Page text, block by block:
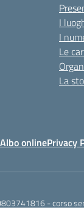
I
I
Le
La
Albo onlinePrivacy
- corso